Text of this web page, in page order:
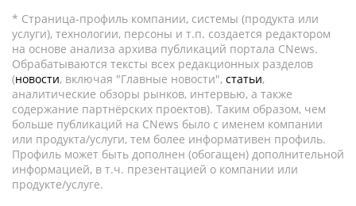
* Страница-профиль компании, системы (продукта или
услуги), технологии, персоны и т.п. создается редактором
на основе анализа архива публикаций портала CNews.
Обрабатываются тексты всех редакционных разделов
(новости, включая "Главные новости", статьи,
аналитические обзоры рынков, интервью, а также
содержание партнёрских проектов). Таким образом, чем
больше публикаций на CNews было с именем компании
или продукта/услуги, тем более информативен профиль.
Профиль может быть дополнен (обогащен) дополнительной
информацией, в т.ч. презентацией о компании или
продукте/услуге.